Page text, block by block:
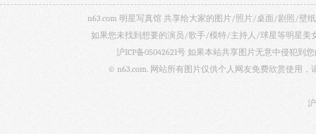
n63.com 明星写真馆 共享给大家的图片/照片/桌面/剧照/壁
如果您未找到想要的演员/歌手/模特/主持人/球星等明星美
沪ICP备05042621号 如果本站共享图片无意中侵犯到
© n63.com. 网站所有图片仅供个人网友免费欣赏使用